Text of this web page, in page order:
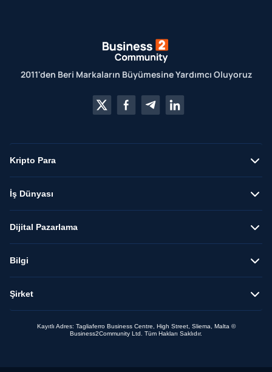
2011'den Beri Markaların Büyümesine Yardımcı Oluyoruz
Kripto Para
İş Dünyası
Dijital Pazarlama
Bilgi
Şirket
Kayıtlı Adres: Tagliaferro Business Centre, High Street, Sliema, Malta ©
Business2Community Ltd. Tüm Hakları Saklıdır.